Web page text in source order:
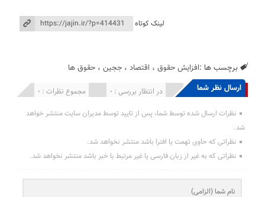
لینک کوتاه
برچسب ها :افزایش حقوق ، اقتصاد ،ججین ،حقوق ها
ارسال نظر شما مجموع نظرات : 0 در انتظار بررسی : 0 انتشار یافته : 0
نظرات ارسال شده توسط شما، پس از تایید توسط مدیران سایت منتشر خواهد
شد.
نظراتی که حاوی تهمت یا افترا باشد منتشر نخواهد شد.
نظراتی که به غیر از زبان فارسی یا غیر مرتبط با خبر باشد منتشر نخواهد شد.